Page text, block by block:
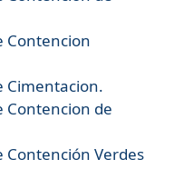
Contencion
Cimentacion.
Contencion de
Contención Verdes